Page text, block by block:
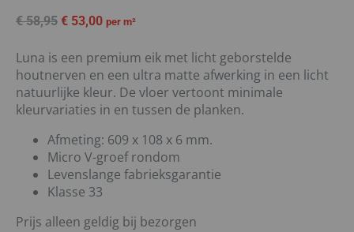
€58,95 € 53,00 per m²
Luna is een premium eik met licht geborstelde
houtnerven en een ultra matte afwerking in een licht
natuurlijke kleur. De vloer vertoont minimale
kleurvariaties in en tussen de planken.
Afmeting: 609 x 108 x 6 mm.
Micro V-groef rondom
Levenslange fabrieksgarantie
Klasse 33
Prijs alleen geldig bij bezorgen